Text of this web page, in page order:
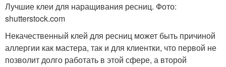
Лучшие клеи для наращивания ресниц. Фото:
shutterstock.com
Некачественный клей для ресниц может быть причиной
аллергии как мастера, так и для клиентки, что первой не
позволит долго работать в этой сфере, а второй